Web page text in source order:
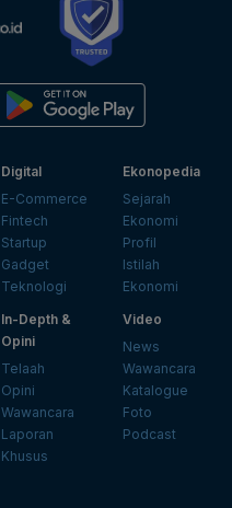
Digital
E-Commerce
Fintech
Startup
Gadget
Teknologi
Ekonopedia
Sejarah
Ekonomi
Profil
Istilah
Ekonomi
In-Depth &
Opini
Telaah
Opini
Wawancara
Laporan
Khusus
Video
News
Wawancara
Katalogue
Foto
Podcast